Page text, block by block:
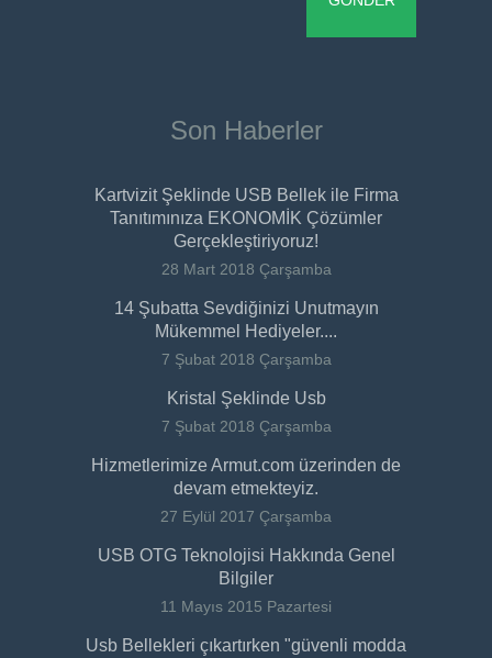
Son Haberler
Kartvizit Şeklinde USB Bellek ile Firma
Tanıtımınıza EKONOMİK Çözümler
Gerçekleştiriyoruz!
28 Mart 2018 Çarşamba
14 Şubatta Sevdiğinizi Unutmayın
Mükemmel Hediyeler....
7 Şubat 2018 Çarşamba
Kristal Şeklinde Usb
7 Şubat 2018 Çarşamba
Hizmetlerimize Armut.com üzerinden de
devam etmekteyiz.
27 Eylül 2017 Çarşamba
USB OTG Teknolojisi Hakkında Genel
Bilgiler
11 Mayıs 2015 Pazartesi
Usb Bellekleri çıkartırken "güvenli modda